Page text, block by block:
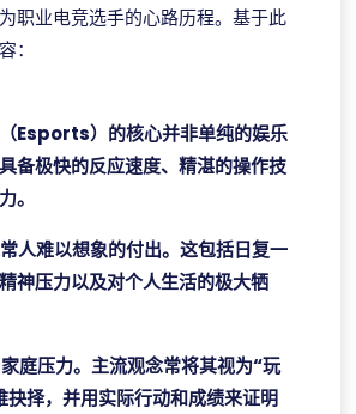
职业电竞选手的心路历程。基于此
：
Esports）的核心并非单纯的娱乐
备极快的反应速度、精湛的操作技
。
人难以想象的付出。这包括日复一
神压力以及对个人生活的极大牺
庭压力。主流观念常将其视为“玩
择，并用实际行动和成绩来证明